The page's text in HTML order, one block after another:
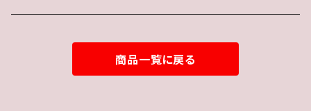
商品一覧に戻る